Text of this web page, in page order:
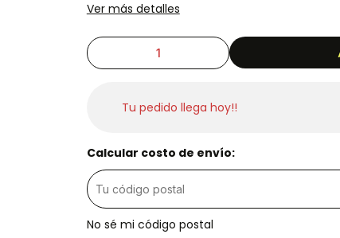
Ver más detalles
Tu pedido llega hoy!!
Calcular costo de envío:
No sé mi código postal